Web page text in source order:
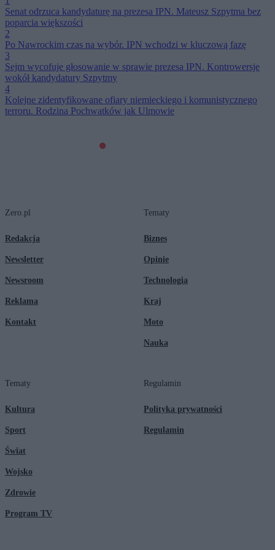
Senat odrzuca kandydaturę na prezesa IPN. Mateusz Szpytma bez
poparcia większości
2
Po Nawrockim czas na wybór. IPN wchodzi w kluczową fazę
3
Sejm wycofuje głosowanie w sprawie prezesa IPN. Kontrowersje
wokół kandydatury Szpytmy
4
Kolejne zidentyfikowane ofiary niemieckiego i komunistycznego
terroru. Rodzina Pochwatków jak Ulmowie
Zero.pl
Redakcja
Newsletter
Newsroom
Reklama
Kontakt
Tematy
Biznes
Opinie
Technologia
Kraj
Moto
Nauka
Tematy
Kultura
Sport
Świat
Wojsko
Zdrowie
Program TV
Regulamin
Polityka prywatności
Regulamin